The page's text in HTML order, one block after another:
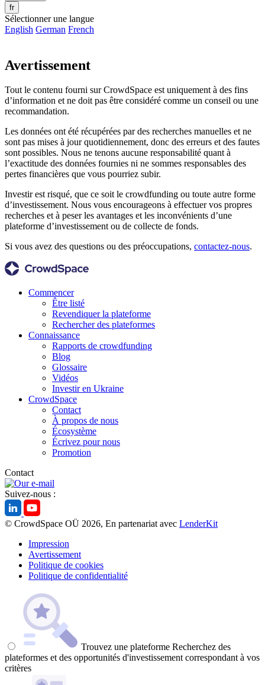
fr
Sélectionner une langue
English German French
Avertissement
Tout le contenu fourni sur CrowdSpace est uniquement à des fins
d’information et ne doit pas être considéré comme un conseil ou une
recommandation.
Les données ont été récupérées par des recherches manuelles et ne
sont pas mises à jour quotidiennement, donc des erreurs et des fautes
sont possibles. Nous ne tenons aucune responsabilité quant à
l’exactitude des données fournies ni ne sommes responsables des
pertes financières que vous pourriez subir.
Investir est risqué, que ce soit le crowdfunding ou toute autre forme
d’investissement. Nous vous encourageons à effectuer vos propres
recherches et à peser les avantages et les inconvénients d’une
plateforme d’investissement ou de collecte de fonds.
Si vous avez des questions ou des préoccupations, contactez-nous.
Commencer
Être listé
Revendiquer la plateforme
Rechercher des plateformes
Connaissance
Rapports de crowdfunding
Blog
Glossaire
Vidéos
Investir en Ukraine
CrowdSpace
Contact
À propos de nous
Écosystème
Écrivez pour nous
Promotion
Contact
Suivez-nous :
© CrowdSpace OÜ 2026, En partenariat avec LenderKit
Impression
Avertissement
Politique de cookies
Politique de confidentialité
Trouvez une plateforme Recherchez des
plateformes et des opportunités d'investissement correspondant à vos
critères